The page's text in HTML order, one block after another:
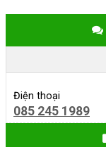
Điện thoại
085 245 1989